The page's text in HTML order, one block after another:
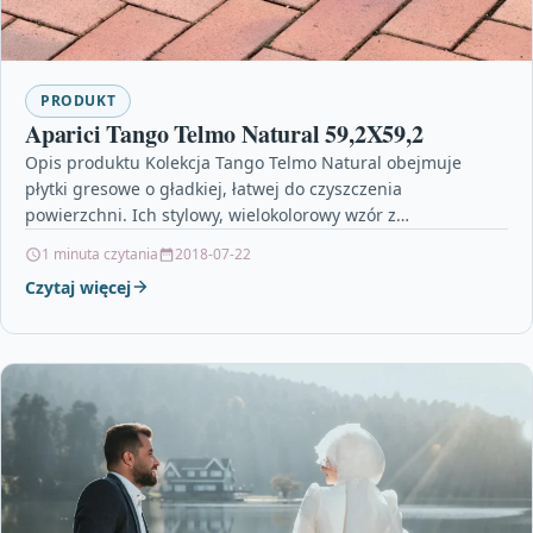
PRODUKT
Aparici Tango Telmo Natural 59,2X59,2
Opis produktu Kolekcja Tango Telmo Natural obejmuje
płytki gresowe o gładkiej, łatwej do czyszczenia
powierzchni. Ich stylowy, wielokolorowy wzór z
1 minuta czytania 2018-07-22
Czytaj więcej